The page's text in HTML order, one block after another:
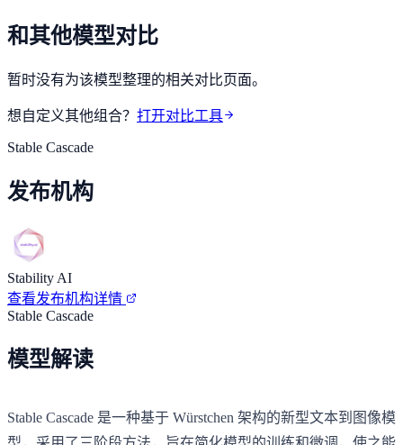
和其他模型对比
暂时没有为该模型整理的相关对比页面。
想自定义其他组合？ 打开对比工具
Stable Cascade
发布机构
Stability AI
查看发布机构详情
Stable Cascade
模型解读
Stable Cascade 是一种基于 Würstchen 架构的新型文本到图像模